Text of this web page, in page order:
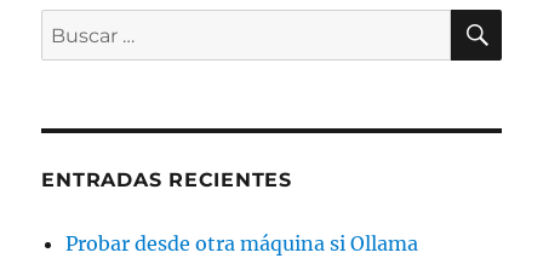
Buscar
por:
ENTRADAS RECIENTES
Probar desde otra máquina si Ollama